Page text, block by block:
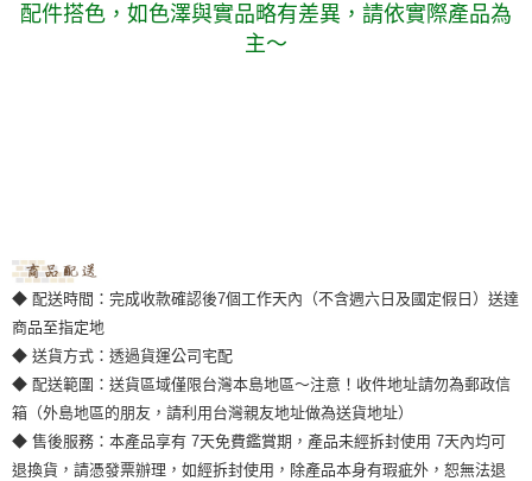
配件搭色，如色澤與實品略有差異，請依實際產品為
主～
◆ 配送時間：完成收款確認後7個工作天內（不含週六日及國定假日）送達
商品至指定地
◆ 送貨方式：透過貨運公司宅配
◆ 配送範圍：送貨區域僅限台灣本島地區～注意！收件地址請勿為郵政信
箱（外島地區的朋友，請利用台灣親友地址做為送貨地址）
◆ 售後服務：本產品享有 7天免費鑑賞期，產品未經拆封使用 7天內均可
退換貨，請憑發票辦理，如經拆封使用，除產品本身有瑕疵外，恕無法退